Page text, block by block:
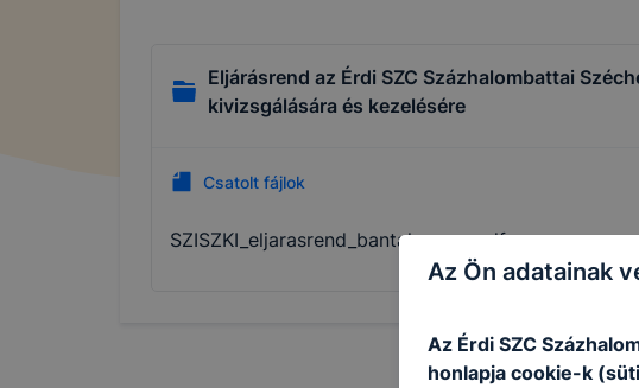
Eljárásrend az Érdi SZC Százhalombattai
kivizsgálására és kezelésére
Csatolt fájlok
SZISZKI_eljarasrend_bantalmazas.pdf
Az Ön adatainak
Az Érdi SZC
honlapja cookie-k